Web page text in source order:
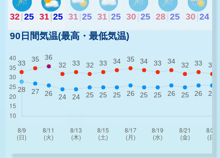
32 25 31 25 31 25 31 25 30 25 28 25 30 24
90日間気温(最高・最低気温)